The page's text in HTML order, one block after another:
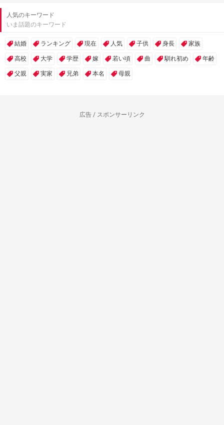
人気のキーワード
いま話題のキーワード
結婚 ランキング 現在 人気 子供 身長 家族
高校 大学 学歴 嫁 若い頃 曲 馴れ初め 年齢
父親 実家 兄弟 本名 母親
広告 / スポンサーリンク